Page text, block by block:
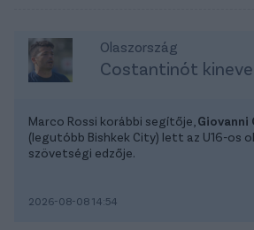
Olaszország
Costantinót
Marco Rossi korábbi segítője,
(legutóbb Bishkek City) lett az U16-os
szövetségi edzője.
2026-08-08 14:54